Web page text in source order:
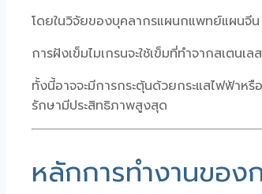
โดยในวิจัยของบุคลากรแผนกแพทย์แผนจี
การฝังเข็มไมเกรนจะใช้เข็มที่ทำจากสเต
ทั้งนี้อาจจะมีการกระตุ้นด้วยกระแสไฟฟ้าห
รักษามีประสิทธิภาพสูงสุด
หลักการทำงานของ